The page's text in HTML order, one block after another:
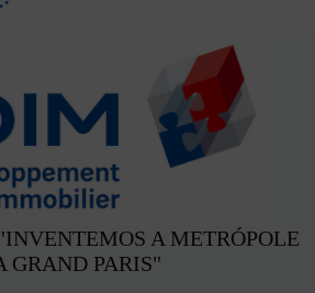
A METRÓPOLE
GRAND PARIS"